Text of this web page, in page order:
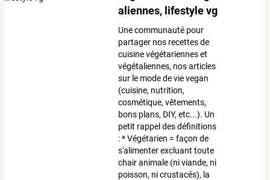
aliennes, lifestyle vg
Une communauté pour
partager nos recettes de
cuisine végétariennes et
végétaliennes, nos articles
sur le mode de vie vegan
(cuisine, nutrition,
cosmétique, vêtements,
bons plans, DIY, etc...). Un
petit rappel des définitions
: * Végétarien = façon de
s'alimenter excluant toute
chair animale (ni viande, ni
poisson, ni crustacés), la